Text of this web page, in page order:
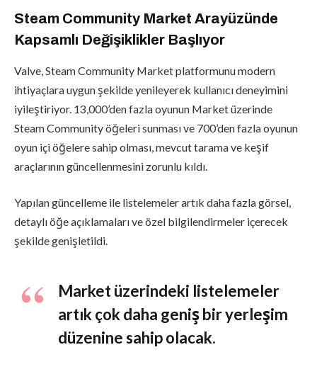
Steam Community Market Arayüzünde
Kapsamlı Değişiklikler Başlıyor
Valve, Steam Community Market platformunu modern
ihtiyaçlara uygun şekilde yenileyerek kullanıcı deneyimini
iyileştiriyor. 13,000’den fazla oyunun Market üzerinde
Steam Community öğeleri sunması ve 700’den fazla oyunun
oyun içi öğelere sahip olması, mevcut tarama ve keşif
araçlarının güncellenmesini zorunlu kıldı.
Yapılan güncelleme ile listelemeler artık daha fazla görsel,
detaylı öğe açıklamaları ve özel bilgilendirmeler içerecek
şekilde genişletildi.
Market üzerindeki listelemeler
artık çok daha geniş bir yerleşim
düzenine sahip olacak.